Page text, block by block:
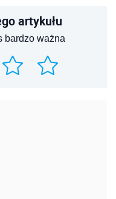
artykułu
bardzo ważna